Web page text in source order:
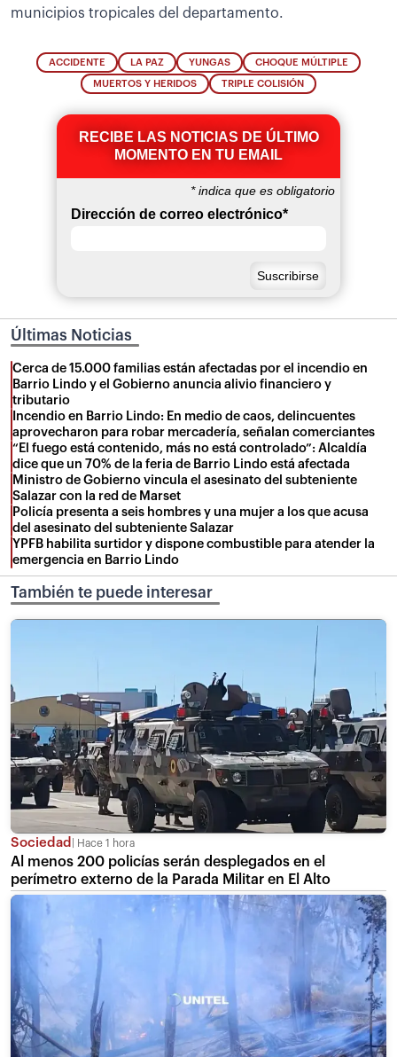
municipios tropicales del departamento.
ACCIDENTE LA PAZ YUNGAS CHOQUE MÚLTIPLE
MUERTOS Y HERIDOS TRIPLE COLISIÓN
RECIBE LAS NOTICIAS DE ÚLTIMO
MOMENTO EN TU EMAIL
*indica que es obligatorio
Dirección de correo electrónico*
Últimas Noticias
Cerca de 15.000 familias están afectadas por el incendio en
Barrio Lindo y el Gobierno anuncia alivio financiero y
tributario
Incendio en Barrio Lindo: En medio de caos, delincuentes
aprovecharon para robar mercadería, señalan comerciantes
“El fuego está contenido, más no está controlado”: Alcaldía
dice que un 70% de la feria de Barrio Lindo está afectada
Ministro de Gobierno vincula el asesinato del subteniente
Salazar con la red de Marset
Policía presenta a seis hombres y una mujer a los que acusa
del asesinato del subteniente Salazar
YPFB habilita surtidor y dispone combustible para atender la
emergencia en Barrio Lindo
También te puede interesar
Sociedad Hace 1 hora
Al menos 200 policías serán desplegados en el
perímetro externo de la Parada Militar en El Alto